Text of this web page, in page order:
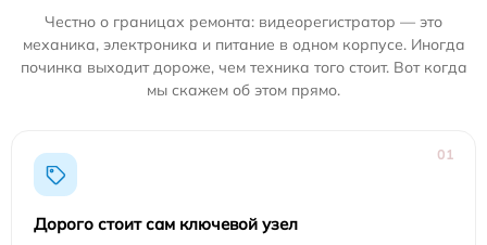
Честно о границах ремонта: видеорегистратор — это
механика, электроника и питание в одном корпусе. Иногда
починка выходит дороже, чем техника того стоит. Вот когда
мы скажем об этом прямо.
01
Дорого стоит сам ключевой узел